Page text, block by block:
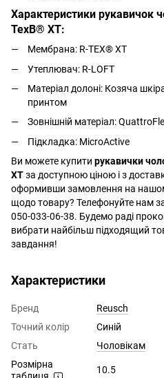
Характеристики рукавичок
TexВ® XT:
Мембрана: R-TEX® XT
Утеплювач: R-LOFT
Матеріал долоні: Козяча
принтом
Зовнішній матеріал:
Підкладка: MicroActive
Ви можете купити рукавички
XTза доступною ціною і з
оформивши замовлення на
щодо товару? Телефонуйте нам
050-033-06-38. Будемо раді
вибрати найбільш підходящий
завдання!
Характеристики
Бренд
Reusch
Точний колір
Синій
Стать
Чоловікам
Розмірна
10.5